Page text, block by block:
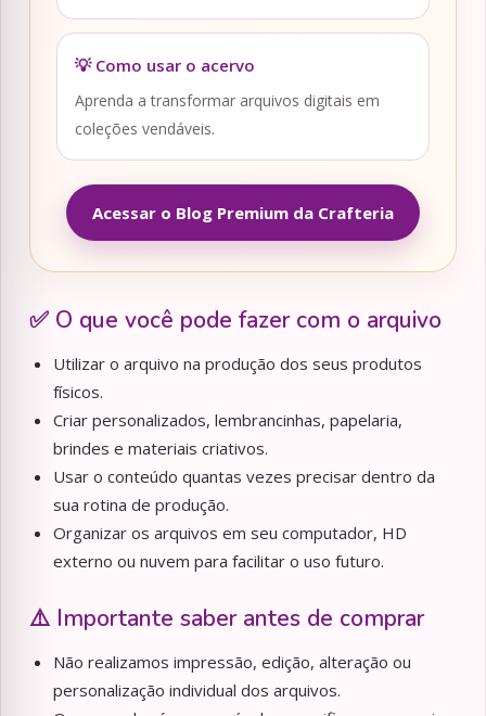
💡 Como usar o acervo
Aprenda a transformar arquivos digitais em
coleções vendáveis.
Acessar o Blog Premium da Crafteria
✅ O que você pode fazer com o arquivo
Utilizar o arquivo na produção dos seus produtos
físicos.
Criar personalizados, lembrancinhas, papelaria,
brindes e materiais criativos.
Usar o conteúdo quantas vezes precisar dentro da
sua rotina de produção.
Organizar os arquivos em seu computador, HD
externo ou nuvem para facilitar o uso futuro.
⚠️ Importante saber antes de comprar
Não realizamos impressão, edição, alteração ou
personalização individual dos arquivos.